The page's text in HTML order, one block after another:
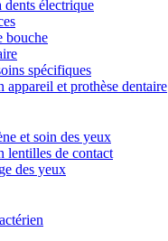
dents électrique
bouche
spécifiques
appareil et prothèse dentaire
et soin des yeux
lentilles de contact
des yeux